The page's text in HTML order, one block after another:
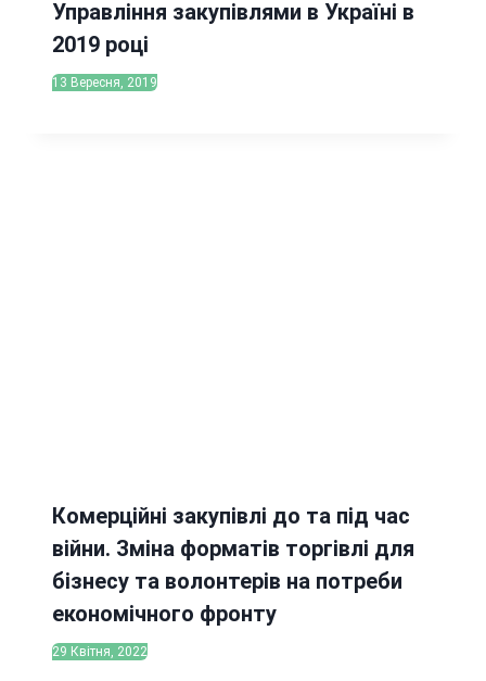
Управління закупівлями в Україні в
2019 році
13 Вересня, 2019
Комерційні закупівлі до та під час
війни. Зміна форматів торгівлі для
бізнесу та волонтерів на потреби
економічного фронту
29 Квітня, 2022